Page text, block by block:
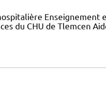
hospitalière
du CHU de Tlemcen